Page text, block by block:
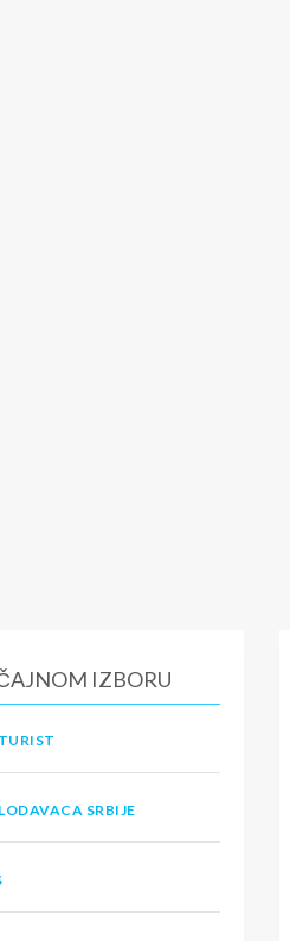
IZBORU
SRBIJE